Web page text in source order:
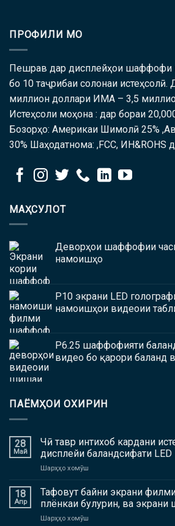
ПРОФИЛИ МО
Пешрав дар дисплейҳои
бо 10 таҷрибаи солонаи истеҳсолӣ.
миллион доллари ИМА – 3,5
Истеҳсоли моҳона : дар бораи
Бозорҳо: Америкаи Шимолӣ 25%
30% Шаҳодатнома: ,FCC, ИН&ROHS
МАҲСУЛОТ
Деворҳои шаффофии
намоишҳо
P10 экрани LED
намоишҳои видеоии
P6.25 шаффофияти
видео бо қарори баланд
ПАЁМҲОИ ОХИРИН
28
Май
Чӣ тавр интихоб кардани
дисплейи баландсифати LED
Шарҳҳо хомӯш
тавр
кардани
18
Апр
Тафовут байни экрани
плёнкаи булурин, ва
Шарҳҳо хомӯш